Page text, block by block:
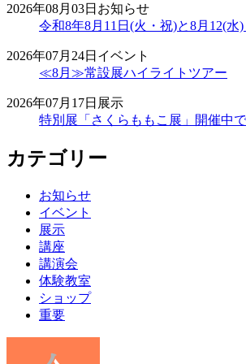
2026年08月03日 お知らせ
令和8年8月11日(火・祝)と8月12(
2026年07月24日 イベント
≪8月≫常設展ハイライトツアー
2026年07月17日 展示
特別展「さくらももこ展」開催中
カテゴリー
お知らせ
イベント
展示
講座
講演会
体験教室
ショップ
重要